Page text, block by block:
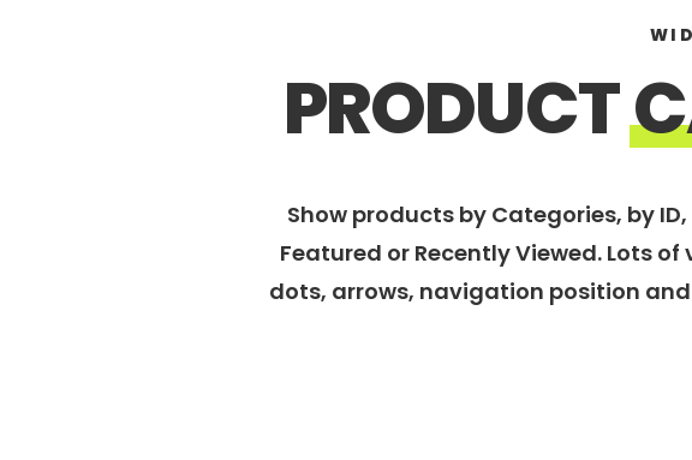
PRODUCT
Show products by Categories, by
Featured or Recently Viewed. Lots
dots, arrows, navigation position